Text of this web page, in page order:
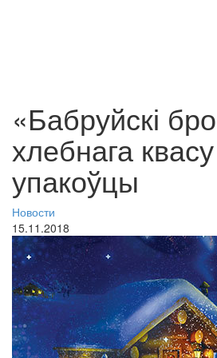
«Бабруйскі
хлебнага
упакоўцы
Новости
15.11.2018